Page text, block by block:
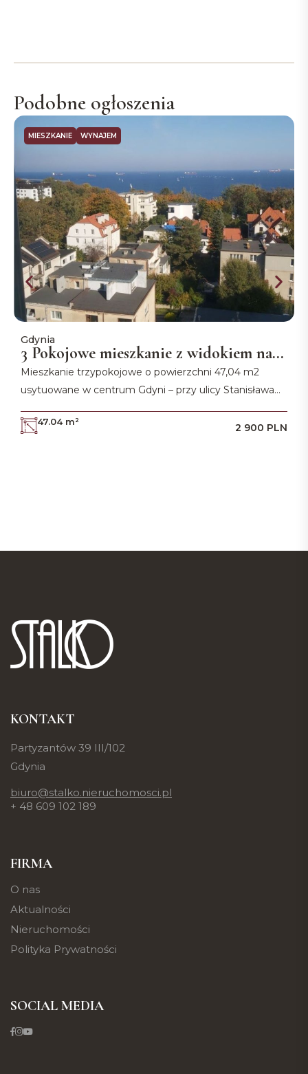
Podobne ogłoszenia
MIESZKANIE WYNAJEM
Gdynia
3 Pokojowe mieszkanie z widokiem na
morze
Mieszkanie trzypokojowe o powierzchni 47,04 m2
usytuowane w centrum Gdyni – przy ulicy Stanisława
47.04 m² 2 900 PLN
KONTAKT
Partyzantów 39 III/102
Gdynia
biuro@stalko.nieruchomosci.pl
+ 48 609 102 189
FIRMA
O nas
Aktualności
Nieruchomości
Polityka Prywatności
SOCIAL MEDIA